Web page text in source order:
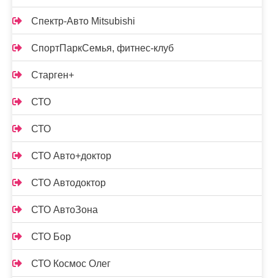
Спектр-Авто Mitsubishi
СпортПаркСемья, фитнес-клуб
Старген+
СТО
СТО
СТО Авто+доктор
СТО Автодоктор
СТО АвтоЗона
СТО Бор
СТО Космос Олег